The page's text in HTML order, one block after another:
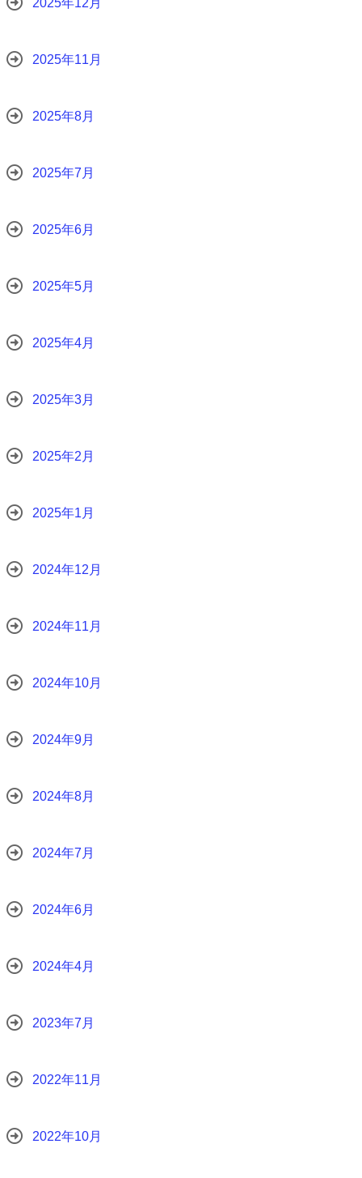
2025年11月
2025年8月
2025年7月
2025年6月
2025年5月
2025年4月
2025年3月
2025年2月
2025年1月
2024年12月
2024年11月
2024年10月
2024年9月
2024年8月
2024年7月
2024年6月
2024年4月
2023年7月
2022年11月
2022年10月